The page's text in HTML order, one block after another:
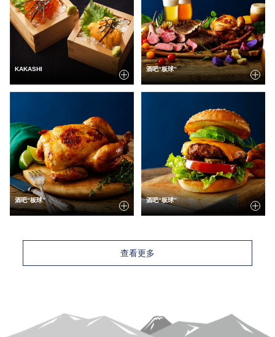
KAKASHI 酒吧“板球”
酒吧“板球” 酒吧“板球”
查看更多